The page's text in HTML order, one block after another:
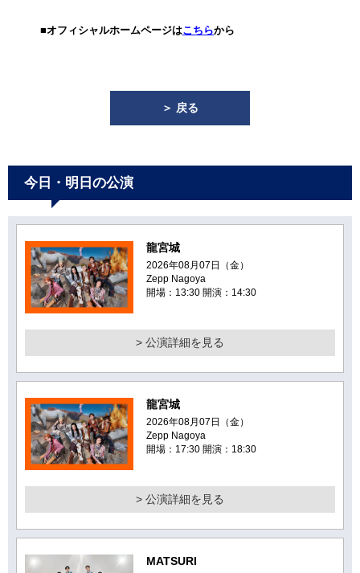
■オフィシャルホームページはこちらから
＞ 戻る
今日・明日の公演
龍宮城
2026年08月07日（金）
Zepp Nagoya
開場：13:30 開演：14:30
> 公演詳細を見る
龍宮城
2026年08月07日（金）
Zepp Nagoya
開場：17:30 開演：18:30
> 公演詳細を見る
MATSURI